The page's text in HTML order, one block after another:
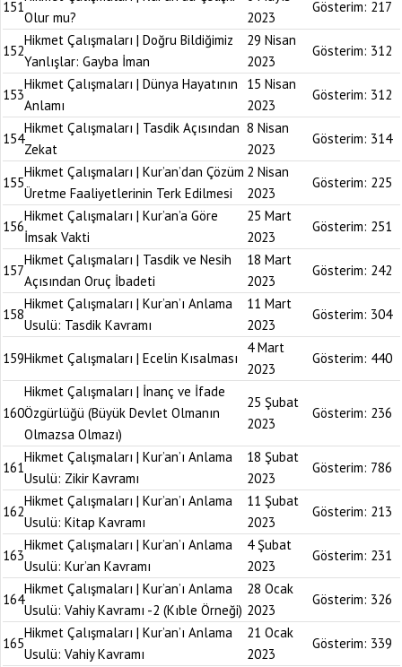
151
Olur mu?
2023
Gösterim: 217
152
Hikmet Çalışmaları | Doğru Bildiğimiz
Yanlışlar: Gayba İman
29 Nisan
2023
Gösterim: 312
153
Hikmet Çalışmaları | Dünya Hayatının
Anlamı
15 Nisan
2023
Gösterim: 312
154
Hikmet Çalışmaları | Tasdik Açısından
Zekat
8 Nisan
2023
Gösterim: 314
155
Hikmet Çalışmaları | Kur’an’dan Çözüm
Üretme Faaliyetlerinin Terk Edilmesi
2 Nisan
2023
Gösterim: 225
156
Hikmet Çalışmaları | Kur’an’a Göre
İmsak Vakti
25 Mart
2023
Gösterim: 251
157
Hikmet Çalışmaları | Tasdik ve Nesih
Açısından Oruç İbadeti
18 Mart
2023
Gösterim: 242
158
Hikmet Çalışmaları | Kur’an’ı Anlama
Usulü: Tasdik Kavramı
11 Mart
2023
Gösterim: 304
159Hikmet Çalışmaları | Ecelin Kısalması
4 Mart
2023
Gösterim: 440
160
Hikmet Çalışmaları | İnanç ve İfade
Özgürlüğü (Büyük Devlet Olmanın
Olmazsa Olmazı)
25 Şubat
2023
Gösterim: 236
161
Hikmet Çalışmaları | Kur’an’ı Anlama
Usulü: Zikir Kavramı
18 Şubat
2023
Gösterim: 786
162
Hikmet Çalışmaları | Kur’an’ı Anlama
Usulü: Kitap Kavramı
11 Şubat
2023
Gösterim: 213
163
Hikmet Çalışmaları | Kur’an’ı Anlama
Usulü: Kur’an Kavramı
4 Şubat
2023
Gösterim: 231
164
Hikmet Çalışmaları | Kur’an’ı Anlama
Usulü: Vahiy Kavramı -2 (Kıble Örneği)
28 Ocak
2023
Gösterim: 326
165
Hikmet Çalışmaları | Kur’an’ı Anlama
Usulü: Vahiy Kavramı
21 Ocak
2023
Gösterim: 339